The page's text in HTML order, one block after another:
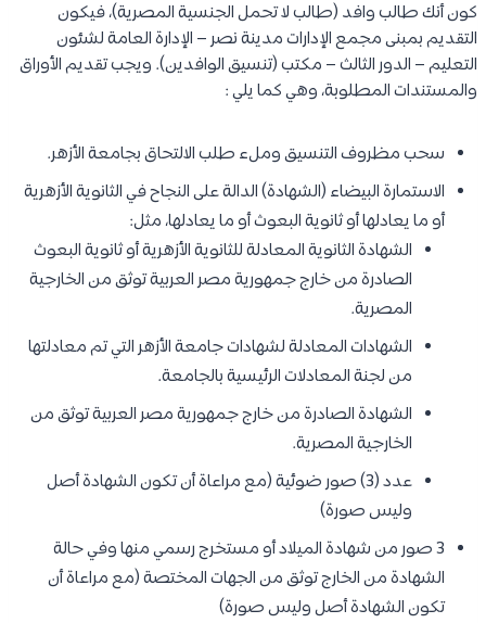
كون أنك طالب وافد (طالب لا تحمل الجنسية المصرية)، فيكون
التقديم بمبنى مجمع الإدارات مدينة نصر – الإدارة العامة لشئون
التعليم – الدور الثالث – مكتب (تنسيق الوافدين). ويجب تقديم الأوراق
والمستندات المطلوبة، وهي كما يلي :
سحب مظروف التنسيق وملء طلب الالتحاق بجامعة الأزهر.
الاستمارة البيضاء (الشهادة) الدالة على النجاح في الثانوية الأزهرية
أو ما يعادلها أو ثانوية البعوث أو ما يعادلها، مثل:
الشهادة الثانوية المعادلة للثانوية الأزهرية أو ثانوية البعوث
الصادرة من خارج جمهورية مصر العربية توثق من الخارجية
المصرية.
الشهادات المعادلة لشهادات جامعة الأزهر التي تم معادلتها
من لجنة المعادلات الرئيسية بالجامعة.
الشهادة الصادرة من خارج جمهورية مصر العربية توثق من
الخارجية المصرية.
عدد (3) صور ضوئية (مع مراعاة أن تكون الشهادة أصل
وليس صورة)
3 صور من شهادة الميلاد أو مستخرج رسمي منها وفي حالة
الشهادة من الخارج توثق من الجهات المختصة (مع مراعاة أن
تكون الشهادة أصل وليس صورة)